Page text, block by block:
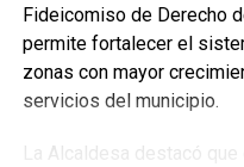
Fideicomiso de Derecho
permite fortalecer el
zonas con mayor
servicios del municipio.
La Alcaldesa destacó